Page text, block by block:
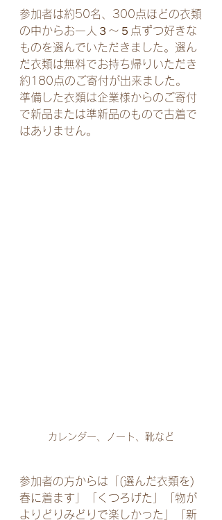
参加者は約50名、300点ほどの衣類
の中からお一人３～５点ずつ好きな
ものを選んでいただきました。選ん
だ衣類は無料でお持ち帰りいただき
約180点のご寄付が出来ました。
準備した衣類は企業様からのご寄付
で新品または準新品のもので古着で
はありません。
カレンダー、ノート、靴など
参加者の方からは「(選んだ衣類を)
春に着ます」「くつろげた」「物が
よりどりみどりで楽しかった」「新